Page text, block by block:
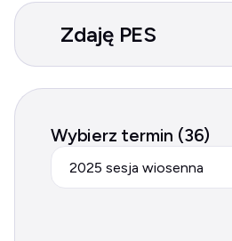
Zdaję PES
Wybierz termin (36)
2025 sesja wiosenna